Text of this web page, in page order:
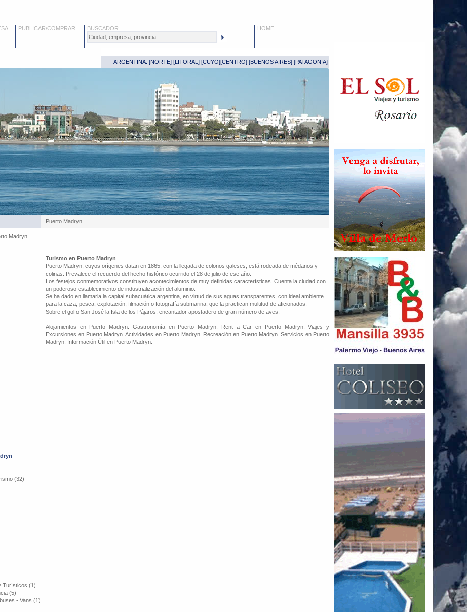
PUBLICAR/COMPRAR BUSCADOR HOME
ARGENTINA: [NORTE] [LITORAL ] [CUYO][CENTRO] [BUENOS AIRES] [PATAGONIA]
Puerto Madryn
Madryn
(32)
Turísticos (1)
(5)
- Vans (1)
Turismo en Puerto Madryn
Puerto Madryn, cuyos orígenes datan en 1865, con la llegada de colonos galeses, está rodeada de médanos y
colinas. Prevalece el recuerdo del hecho histórico ocurrido el 28 de julio de ese año.
Los festejos conmemorativos constituyen acontecimientos de muy definidas características. Cuenta la ciudad con
un poderoso establecimiento de industrialización del aluminio.
Se ha dado en llamarla la capital subacuática argentina, en virtud de sus aguas transparentes, con ideal ambiente
para la caza, pesca, explotación, filmación o fotografía submarina, que la practican multitud de aficionados.
Sobre el golfo San José la Isla de los Pájaros, encantador apostadero de gran número de aves.
Alojamientos en Puerto Madryn. Gastronomía en Puerto Madryn. Rent a Car en Puerto Madryn. Viajes y
Excursiones en Puerto Madryn. Actividades en Puerto Madryn. Recreación en Puerto Madryn. Servicios en Puerto
Madryn. Información Útil en Puerto Madryn.